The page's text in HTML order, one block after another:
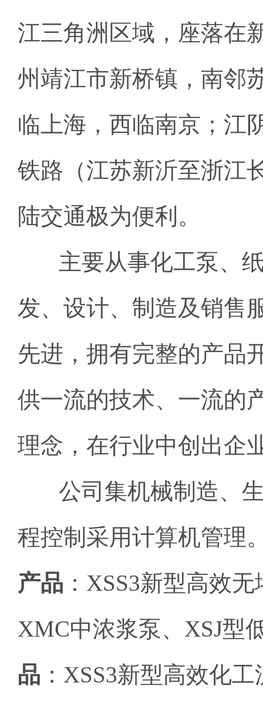
江三角洲区域，座落在
州靖江市新桥镇，南邻
临上海，西临南京；江
铁路（江苏新沂至浙江
陆交通极为便
主要从事化工泵、纸
发、设计、制造及销售
先进，拥有完整的产品
供一流的技术、一流的
理念，在行业中创出企
公司集机械制造、生
程控制采用计算机管理
产品 ：XSS3新型高效
XMC中浓浆泵、XSJ型
品 ：XSS3新型高效化